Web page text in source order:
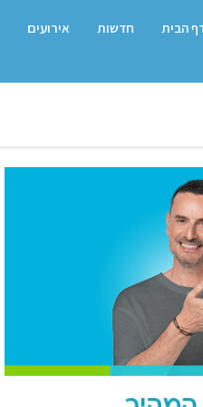
הבית חדשות אירועים